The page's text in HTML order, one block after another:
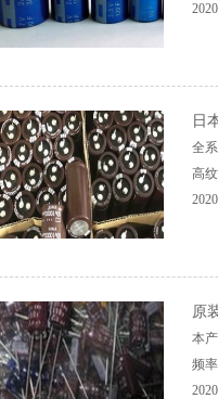
日
全
高
原
本
频